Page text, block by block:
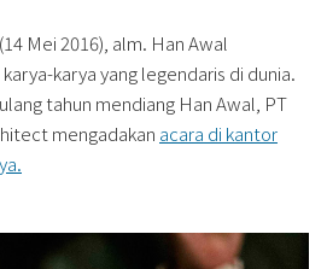
Mei 2016), alm. Han Awal
karya yang legendaris di dunia.
tahun mendiang Han Awal, PT
mengadakan acara di kantor